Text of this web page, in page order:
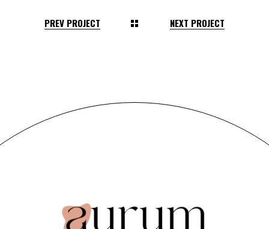
PREV PROJECT NEXT PROJECT